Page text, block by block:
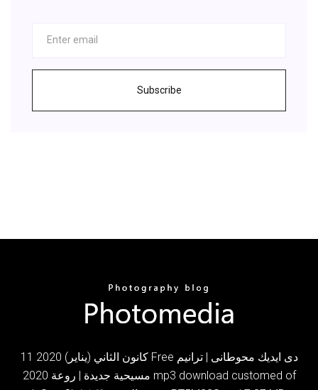
Subscribe
11 كانون الثاني (يناير) 2020 Free دى ايديك محوطانى | ترانيم
مسيحية جديدة | روعة 2020 mp3 download customed of